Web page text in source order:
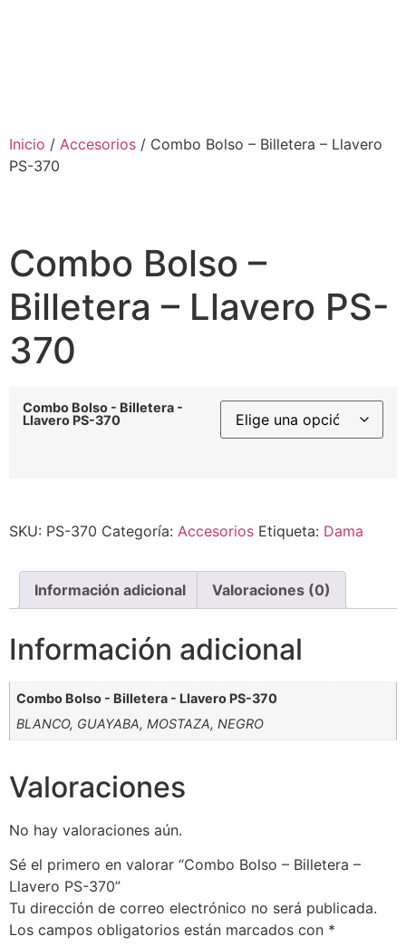
Inicio / Accesorios / Combo Bolso – Billetera – Llavero
PS-370
Combo Bolso –
Billetera – Llavero PS-
370
Combo Bolso - Billetera -
Llavero PS-370
SKU: PS-370 Categoría: Accesorios Etiqueta: Dama
Información adicional Valoraciones (0)
Información adicional
Combo Bolso - Billetera - Llavero PS-370
BLANCO, GUAYABA, MOSTAZA, NEGRO
Valoraciones
No hay valoraciones aún.
Sé el primero en valorar “Combo Bolso – Billetera –
Llavero PS-370”
Tu dirección de correo electrónico no será publicada.
Los campos obligatorios están marcados con *